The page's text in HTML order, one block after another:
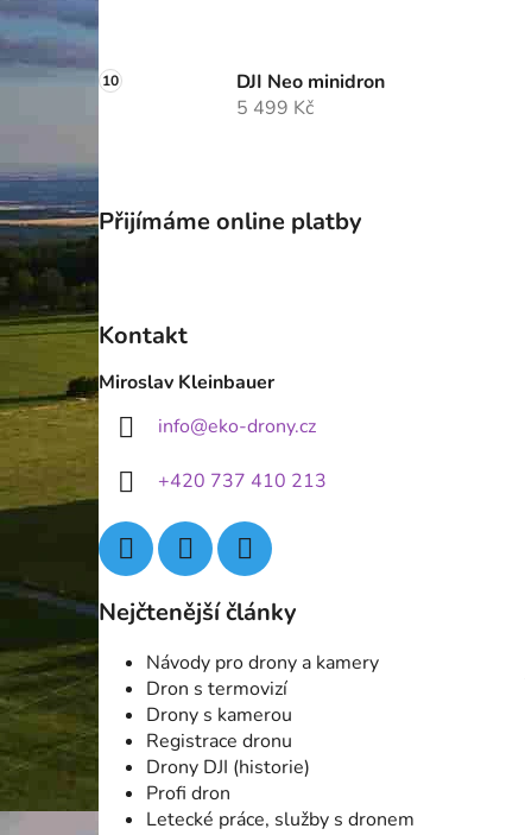
DJI Neo minidron
5 499 Kč
Přijímáme online platby
Kontakt
Miroslav Kleinbauer
info@eko-drony.cz
+420 737 410 213
Nejčtenější články
Návody pro drony a kamery
Dron s termovizí
Drony s kamerou
Registrace dronu
Drony DJI (historie)
Profi dron
Letecké práce, služby s dronem